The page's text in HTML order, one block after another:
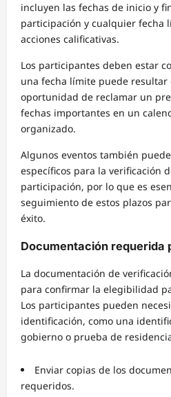
incluyen las fechas de inicio y
participación y cualquier fecha
acciones calificativas.
Los participantes deben estar
una fecha límite puede resultar
oportunidad de reclamar un
fechas importantes en un
organizado.
Algunos eventos también
específicos para la verificación
participación, por lo que es
seguimiento de estos plazos
éxito.
Documentación requerida
La documentación de
para confirmar la elegibilidad
Los participantes pueden
identificación, como una
gobierno o prueba de
Enviar copias de los
requeridos.